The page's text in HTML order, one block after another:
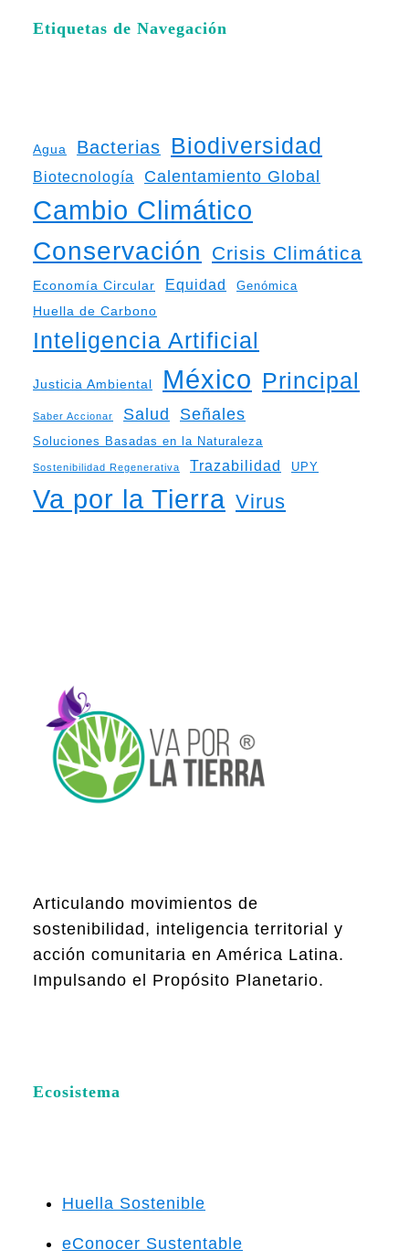
Etiquetas de Navegación
Agua Bacterias Biodiversidad
Biotecnología Calentamiento Global
Cambio Climático
Conservación Crisis Climática
Economía Circular Equidad Genómica
Huella de Carbono
Inteligencia Artificial
Justicia Ambiental México Principal
Saber Accionar Salud Señales
Soluciones Basadas en la Naturaleza
Sostenibilidad Regenerativa Trazabilidad UPY
Va por la Tierra Virus
Articulando movimientos de
sostenibilidad, inteligencia territorial y
acción comunitaria en América Latina.
Impulsando el Propósito Planetario.
Ecosistema
Huella Sostenible
eConocer Sustentable